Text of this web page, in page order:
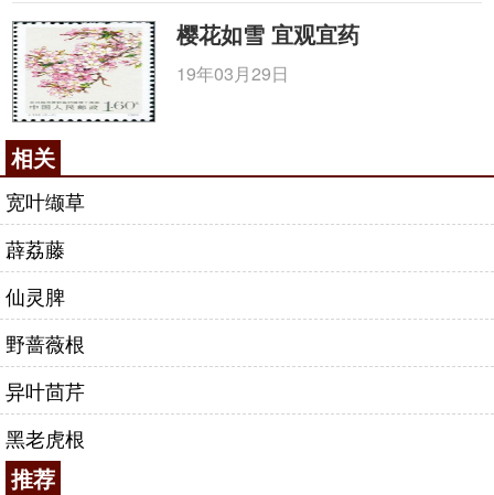
樱花如雪 宜观宜药
19年03月29日
相关
宽叶缬草
薜荔藤
仙灵脾
野蔷薇根
异叶茴芹
黑老虎根
推荐